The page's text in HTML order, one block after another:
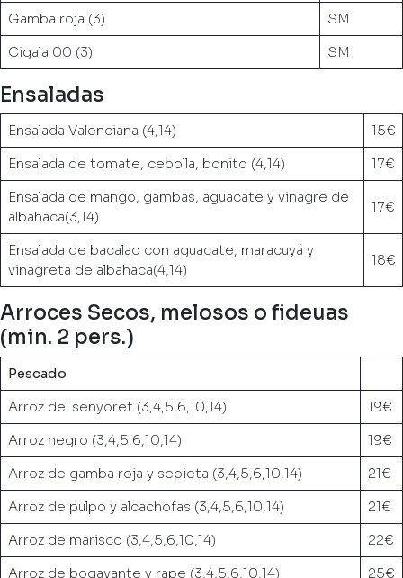
Gamba roja (3)
SM
Cigala 00 (3)
SM
Ensaladas
Ensalada Valenciana (4,14)
15€
Ensalada de tomate, cebolla, bonito (4,14)
17€
Ensalada de mango, gambas, aguacate y vinagre de
albahaca(3,14)
17€
Ensalada de bacalao con aguacate, maracuyá y
vinagreta de albahaca(4,14)
18€
Arroces Secos, melosos o fideuas
(min. 2 pers.)
Pescado
Arroz del senyoret (3,4,5,6,10,14)
19€
Arroz negro (3,4,5,6,10,14)
19€
Arroz de gamba roja y sepieta (3,4,5,6,10,14)
21€
Arroz de pulpo y alcachofas (3,4,5,6,10,14)
21€
Arroz de marisco (3,4,5,6,10,14)
22€
Arroz de bogavante y rape (3,4,5,6,10,14)
25€